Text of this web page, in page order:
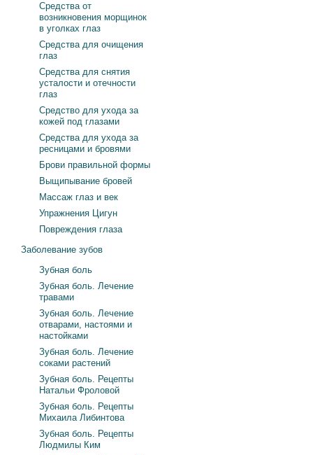
Средства от
возникновения морщинок
в уголках глаз
Средства для очищения
глаз
Средства для снятия
усталости и отечности
глаз
Средство для ухода за
кожей под глазами
Средства для ухода за
ресницами и бровями
Брови правильной формы
Выщипывание бровей
Массаж глаз и век
Упражнения Цигун
Повреждения глаза
Заболевание зубов
Зубная боль
Зубная боль. Лечение
травами
Зубная боль. Лечение
отварами, настоями и
настойками
Зубная боль. Лечение
соками растений
Зубная боль. Рецепты
Натальи Фроловой
Зубная боль. Рецепты
Михаила Либинтова
Зубная боль. Рецепты
Людмилы Ким